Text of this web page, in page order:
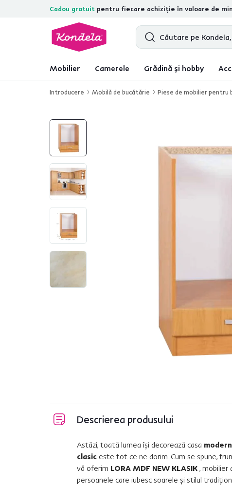
Cadou gratuit pentru fiecare achiziție în valoare de
4,7 31.157recenzii de produs verificate
Mobilier Camerele Grădină și hobby
Introducere Mobilă de bucătărie Piese de mobilier pentru
Descrierea produsului
Astăzi, toată lumea îşi decorează casa modern
clasic este tot ce ne dorim. Cum se spune,
vă oferim LORA MDF NEW KLASIK , mobilier
persoanele care iubesc soarele şi stilul